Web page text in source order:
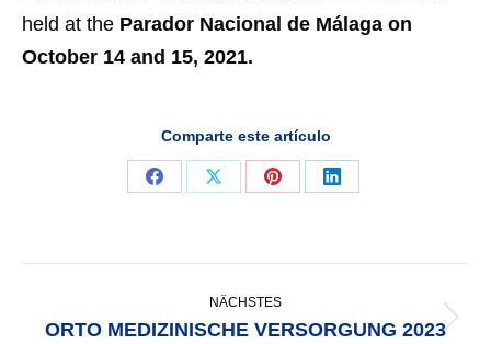
held at the Parador Nacional de Málaga on
October 14 and 15, 2021.
Comparte este artículo
Teilen
Teilen
Teilen
Teilen
NÄCHSTES
Nächster
ORTO MEDIZINISCHE VERSORGUNG 2023